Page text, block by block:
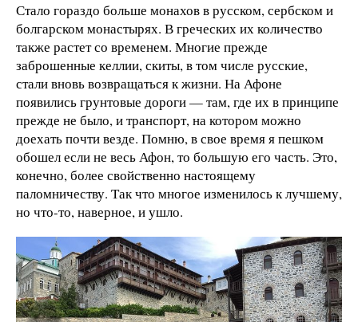
Стало гораздо больше монахов в русском, сербском и
болгарском монастырях. В греческих их количество
также растет со временем. Многие прежде
заброшенные келлии, скиты, в том числе русские,
стали вновь возвращаться к жизни. На Афоне
появились грунтовые дороги — там, где их в принципе
прежде не было, и транспорт, на котором можно
доехать почти везде. Помню, в свое время я пешком
обошел если не весь Афон, то большую его часть. Это,
конечно, более свойственно настоящему
паломничеству. Так что многое изменилось к лучшему,
но что-то, наверное, и ушло.